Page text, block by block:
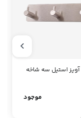
استیل سه شاخه
موجود